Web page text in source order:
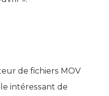
de fichiers MOV
intéressant de